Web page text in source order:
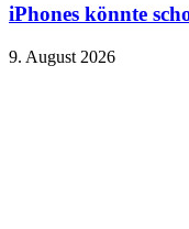
iPhones könnte
9. August 2026